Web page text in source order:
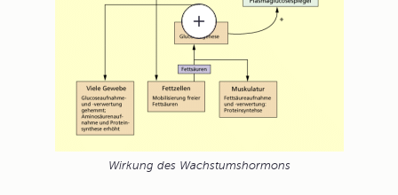
Wirkung des Wachstumshormons